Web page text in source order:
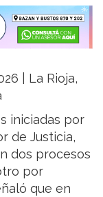
| La Rioja,
iniciadas por
de Justicia,
dos procesos
por
que en